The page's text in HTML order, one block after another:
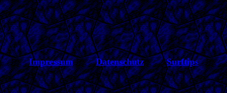
Impressum Datenschutz Surftips